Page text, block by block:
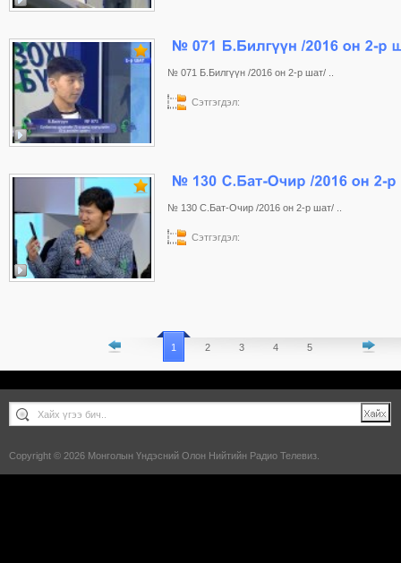
№ 071 Б.Билгүүн /2016 он 2-р шат/ ..
Сэтгэгдэл:
№ 130 С.Бат-Очир /2016 он 2-р шат/ ..
Сэтгэгдэл:
1 2 3 4 5
Copyright © 2026 Монголын Үндэсний Олон Нийтийн Радио Телевиз.